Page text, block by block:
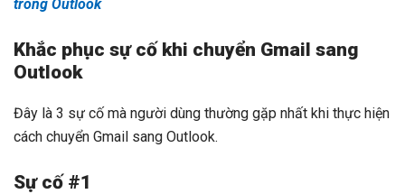
trong Outlook
Khắc phục sự cố khi chuyển Gmail sang
Outlook
Đây là 3 sự cố mà người dùng thường gặp nhất khi thực hiện
cách chuyển Gmail sang Outlook.
Sự cố #1